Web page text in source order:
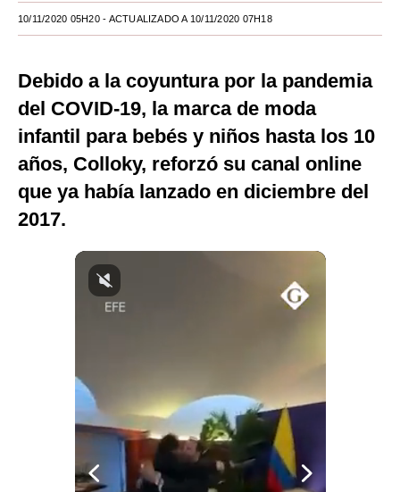
Mundo
México
España
Internacional
Tecnología
Gestión TV
10/11/2020 05H20- ACTUALIZADO A 10/11/2020 07H18
Debido a la coyuntura por la pandemia
del COVID-19, la marca de moda
infantil para bebés y niños hasta los 10
años, Colloky, reforzó su canal online
que ya había lanzado en diciembre del
2017.